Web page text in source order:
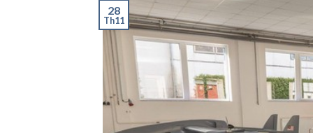
28
Th11